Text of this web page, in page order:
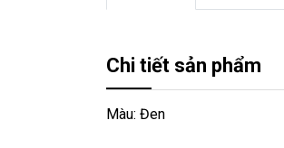
Chi tiết sản phẩm
Màu: Đen